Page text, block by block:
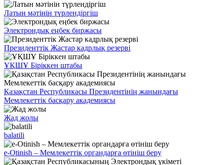
Латын мәтінін түрлендіргіш
Электрондық еңбек биржасы
Президенттік Жастар кадрлық резерві
ҰҚШҰ Біріккен штабы
Қазақстан Республикасы Президентінің жанындағы
Мемлекеттік басқару академиясы
Жад жолы
balatili
e-Otinish – Мемлекеттік органдарға өтініш беру